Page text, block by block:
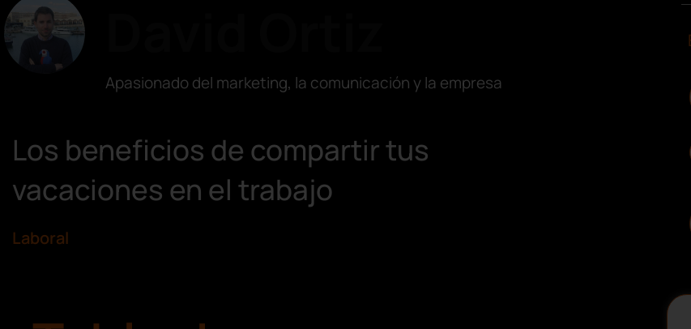
Apasionado del marketing, la comunicación y la empresa
Los beneficios de compartir tus
vacaciones en el trabajo
Laboral